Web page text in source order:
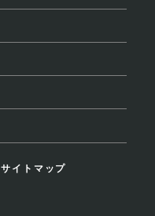
サイトマップ